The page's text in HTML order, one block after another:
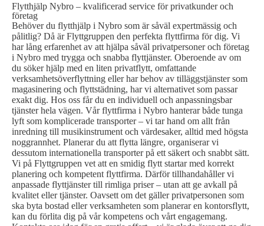
Flytthjälp Nybro – kvalificerad service för privatkunder och
företag
Behöver du flytthjälp i Nybro som är såväl expertmässig och
pålitlig? Då är Flyttgruppen den perfekta flyttfirma för dig. Vi
har lång erfarenhet av att hjälpa såväl privatpersoner och företag
i Nybro med trygga och snabba flyttjänster. Oberoende av om
du söker hjälp med en liten privatflytt, omfattande
verksamhetsöverflyttning eller har behov av tilläggstjänster som
magasinering och flyttstädning, har vi alternativet som passar
exakt dig. Hos oss får du en individuell och anpassningsbar
tjänster hela vägen. Vår flyttfirma i Nybro hanterar både tunga
lyft som komplicerade transporter – vi tar hand om allt från
inredning till musikinstrument och värdesaker, alltid med högsta
noggrannhet. Planerar du att flytta längre, organiserar vi
dessutom internationella transporter på ett säkert och snabbt sätt.
Vi på Flyttgruppen vet att en smidig flytt startar med korrekt
planering och kompetent flyttfirma. Därför tillhandahåller vi
anpassade flyttjänster till rimliga priser – utan att ge avkall på
kvalitet eller tjänster. Oavsett om det gäller privatpersonen som
ska byta bostad eller verksamheten som planerar en kontorsflytt,
kan du förlita dig på vår kompetens och vårt engagemang.